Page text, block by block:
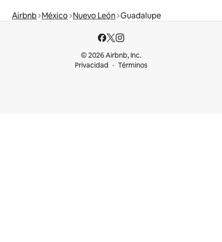
Airbnb México Nuevo León Guadalupe
© 2026 Airbnb, Inc.
Privacidad
Términos